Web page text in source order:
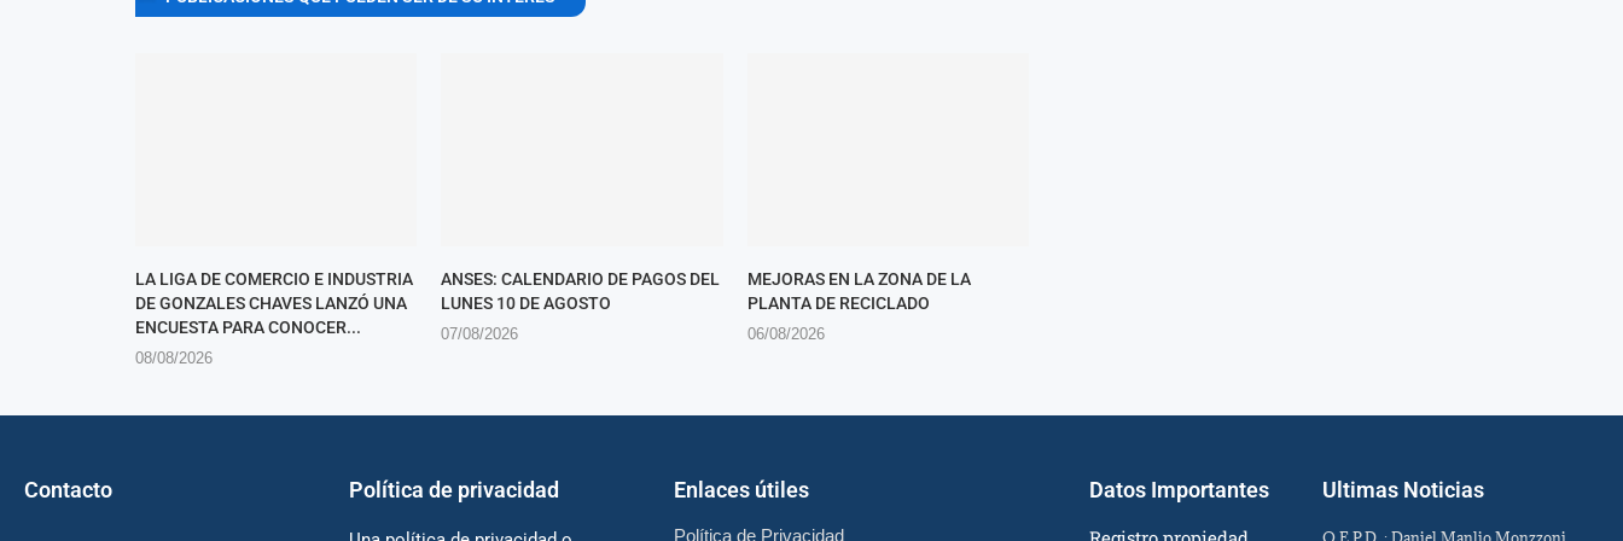
LA LIGA DE COMERCIO E INDUSTRIA
DE GONZALES CHAVES LANZÓ UNA
ENCUESTA PARA CONOCER...
08/08/2026
ANSES: CALENDARIO DE PAGOS DEL
LUNES 10 DE AGOSTO
07/08/2026
MEJORAS EN LA ZONA DE LA
PLANTA DE RECICLADO
06/08/2026
Contacto Política de privacidad Enlaces útiles
Política de Privacidad
Datos Importantes Ultimas Noticias